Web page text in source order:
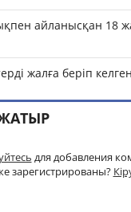
айланысқан 18
жалға беріп
для добавления
зарегистрированы?